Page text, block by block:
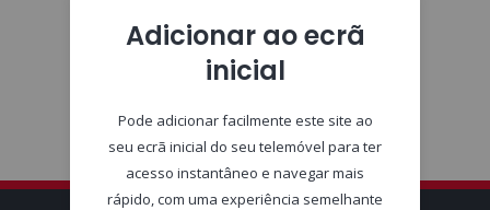
Adicionar ao ecrã
inicial
Pode adicionar facilmente este site ao
seu ecrã inicial do seu telemóvel para ter
acesso instantâneo e navegar mais
rápido, com uma experiência semelhante